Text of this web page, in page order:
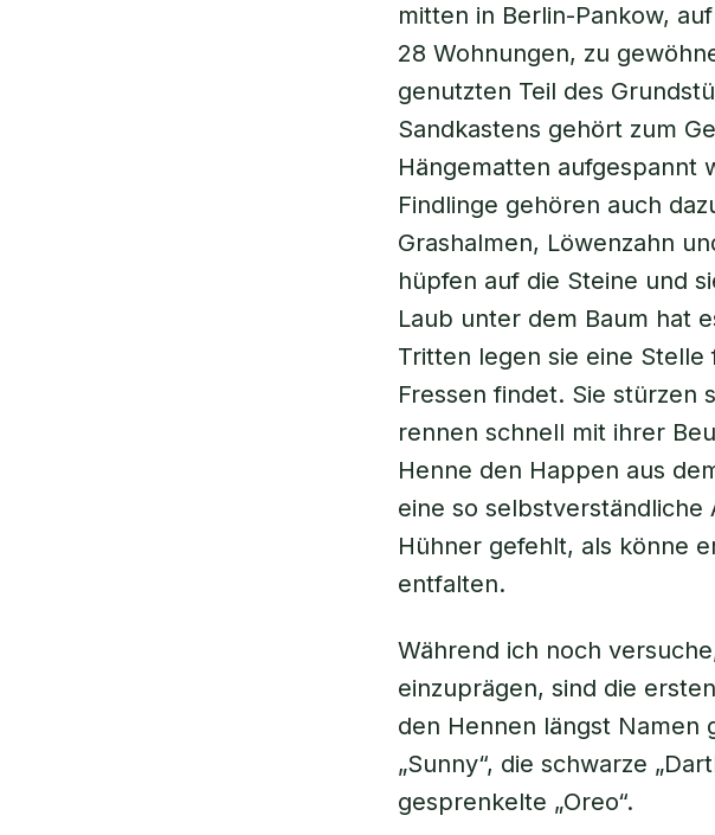
mitten in Berlin-Pankow,
28 Wohnungen, zu
genutzten Teil des
Sandkastens gehört zum
Hängematten aufgespannt
Findlinge gehören auch
Grashalmen, Löwenzahn
hüpfen auf die Steine und
Laub unter dem Baum hat
Tritten legen sie eine
Fressen findet. Sie stürzen
rennen schnell mit ihrer
Henne den Happen aus
eine so
Hühner gefehlt, als könne
entfalten.
Während ich noch
einzuprägen, sind die
den Hennen längst Namen
„Sunny“, die schwarze
gesprenkelte „Oreo“.